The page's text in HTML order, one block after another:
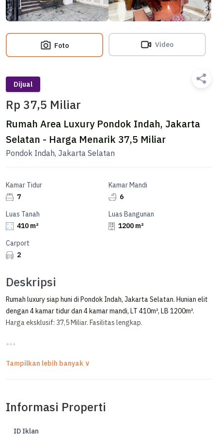
Foto Video
Dijual
Rp 37,5 Miliar
Rumah Area Luxury Pondok Indah, Jakarta
Selatan - Harga Menarik 37,5 Miliar
Pondok Indah, Jakarta Selatan
Kamar Tidur
7
Kamar Mandi
6
Luas Tanah
410 m²
Luas Bangunan
1200 m²
Carport
2
Deskripsi
Rumah luxury siap huni di Pondok Indah, Jakarta Selatan. Hunian elit
dengan 4 kamar tidur dan 4 kamar mandi, LT 410m², LB 1200m².
Harga eksklusif: 37,5 Miliar. Fasilitas lengkap.
***
Indah
PONDOK INDAH - JAKARTA SELATAN
LUXURIOUS MODERN CLASSIC HOUSE
SEMI FURNISHED, ROW JALAN LEBAR
Informasi Properti
ID Iklan